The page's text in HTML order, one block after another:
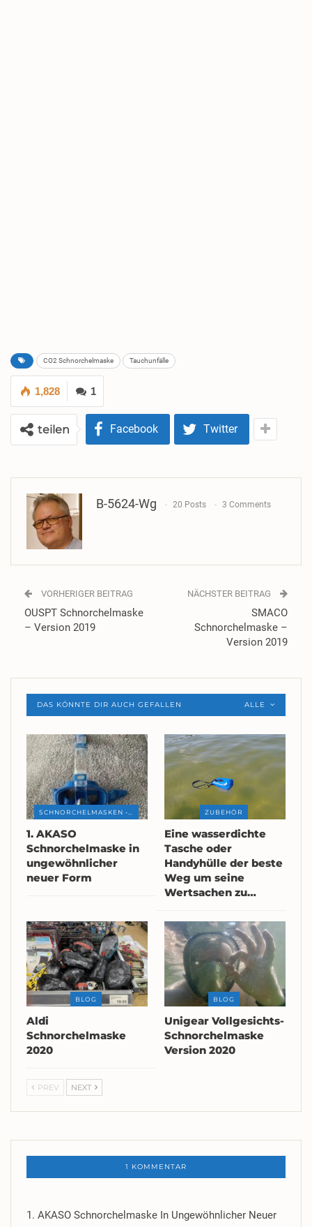
CO2 Schnorchelmaske Tauchunfälle
1
1,828
teilen Facebook Twitter
B-5624-Wg 20 Posts 3 Comments
VORHERIGER BEITRAG
OUSPT Schnorchelmaske
– Version 2019
NÄCHSTER BEITRAG
SMACO
Schnorchelmaske –
Version 2019
ALLE
DAS KÖNNTE DIR AUCH GEFALLEN
1. AKASO
Schnorchelmaske in
ungewöhnlicher
neuer Form
ZUBEHÖR
Eine wasserdichte
Tasche oder
Handyhülle der beste
Weg um seine
Wertsachen zu…
BLOG
Aldi
Schnorchelmaske
2020
BLOG
Unigear Vollgesichts-
Schnorchelmaske
Version 2020
PREV NEXT
1 KOMMENTAR
1. AKASO Schnorchelmaske In Ungewöhnlicher Neuer